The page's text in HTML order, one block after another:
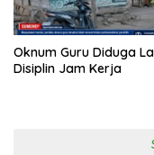
Oknum Guru Diduga
Disiplin Jam Kerja